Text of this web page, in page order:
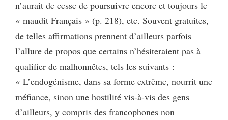
n’aurait de cesse de poursuivre encore et toujours le
« maudit Français » (p. 218), etc. Souvent gratuites,
de telles affirmations prennent d’ailleurs parfois
l’allure de propos que certains n’hésiteraient pas à
qualifier de malhonnêtes, tels les suivants :
« L’endogénisme, dans sa forme extrême, nourrit une
méfiance, sinon une hostilité vis-à-vis des gens
d’ailleurs, y compris des francophones non